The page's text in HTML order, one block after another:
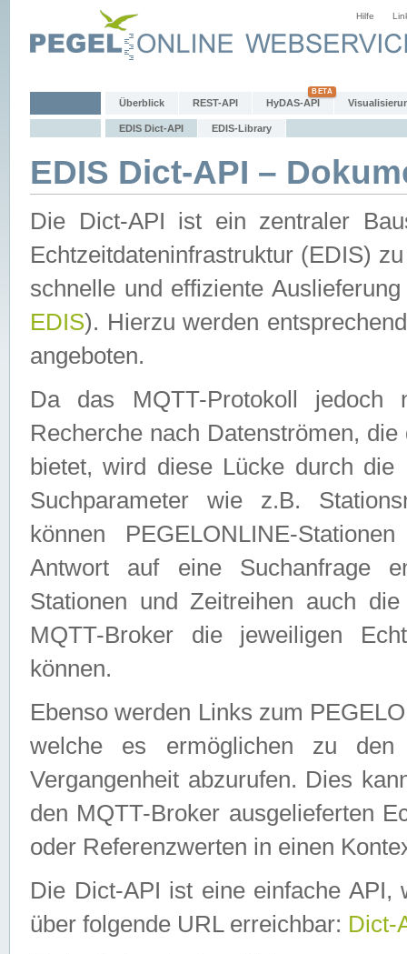
Hilfe
Überblick REST-API HyDAS-API
EDIS Dict-API EDIS-Library
EDIS Dict-API –
Die Dict-API ist ein zentraler
Echtzeitdateninfrastruktur (EDIS)
schnelle und effiziente
EDIS). Hierzu werden
angeboten.
Da das MQTT-Protokoll jedoch
Recherche nach Datenströmen,
bietet, wird diese Lücke durch die
Suchparameter wie z.B.
können PEGELONLINE-
Antwort auf eine Suchanfrage
Stationen und Zeitreihen auch
MQTT-Broker die jeweiligen
können.
Ebenso werden Links zum
welche es ermöglichen zu den
Vergangenheit abzurufen. Dies
den MQTT-Broker ausgelieferten
oder Referenzwerten in einen
Die Dict-API ist eine einfache API,
über folgende URL erreichbar: Dict-